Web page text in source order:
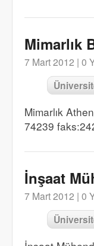
Mimarlık
7 Mart 2012 | 0
Mimarlık
74239
İnşaat
7 Mart 2012 | 0